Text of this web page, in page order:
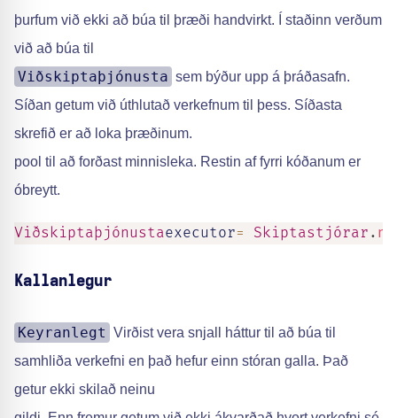
þurfum við ekki að búa til þræði handvirkt. Í staðinn verðum
við að búa til
Viðskiptaþjónusta sem býður upp á þráðasafn.
Síðan getum við úthlutað verkefnum til þess. Síðasta
skrefið er að loka þræðinum.
pool til að forðast minnisleka. Restin af fyrri kóðanum er
óbreytt.
Viðskiptaþjónustaexecutor= Skiptastjórar .
Kallanlegur
Keyranlegt Virðist vera snjall háttur til að búa til
samhliða verkefni en það hefur einn stóran galla. Það
getur ekki skilað neinu